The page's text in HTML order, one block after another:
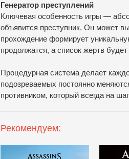
Генератор преступлений
Ключевая особенность игры —
объявится преступник. Он может
прохождение формирует
продолжатся, а список жертв
Процедурная система делает
подозреваемых постоянно
противником, который всегда на
Рекомендуем: